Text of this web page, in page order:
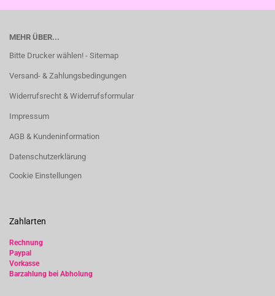
MEHR ÜBER...
Bitte Drucker wählen! - Sitemap
Versand- & Zahlungsbedingungen
Widerrufsrecht & Widerrufsformular
Impressum
AGB & Kundeninformation
Datenschutzerklärung
Cookie Einstellungen
Zahlarten
Rechnung
Paypal
Vorkasse
Barzahlung bei Abholung